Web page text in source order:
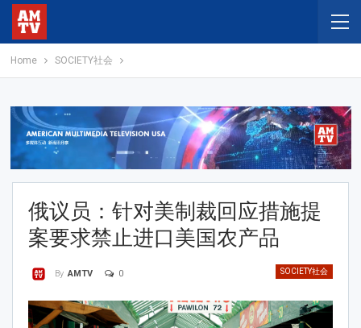
Home SOCIETY社会
俄议员：针对美制裁回应措施提
案要求禁止进口美国农产品
SOCIETY社会
By AMTV 0